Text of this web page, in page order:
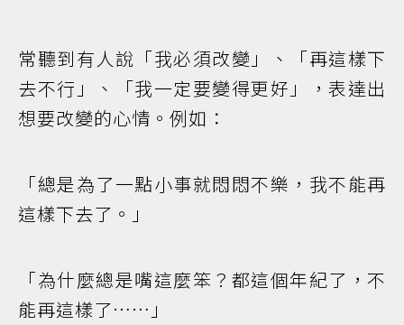
常聽到有人說「我必須改變」、「再這樣下
去不行」、「我一定要變得更好」，表達出
想要改變的心情。例如：
「總是為了一點小事就悶悶不樂，我不能再
這樣下去了。」
「為什麼總是嘴這麼笨？都這個年紀了，不
能再這樣了……」